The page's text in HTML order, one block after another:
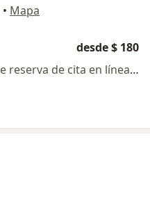
• Mapa
desde $ 180
Este especialista no ofrece reserva de cita en línea en esta dirección.